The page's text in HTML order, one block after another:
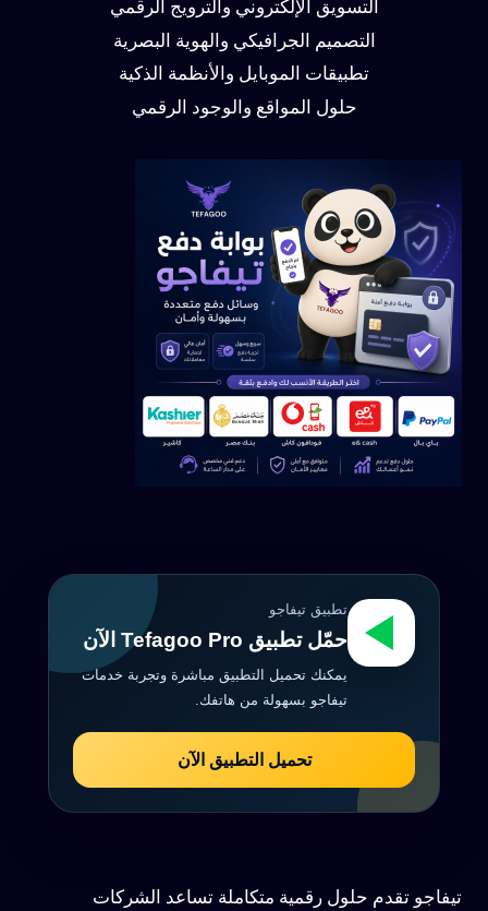
التسويق الإلكتروني والترويج الرقمي
التصميم الجرافيكي والهوية البصرية
تطبيقات الموبايل والأنظمة الذكية
حلول المواقع والوجود الرقمي
تطبيق تيفاجو
حمّل تطبيق Tefagoo Pro الآن
يمكنك تحميل التطبيق مباشرة وتجربة خدمات
تيفاجو بسهولة من هاتفك.
تحميل التطبيق الآن
تيفاجو تقدم حلول رقمية متكاملة تساعد الشركات